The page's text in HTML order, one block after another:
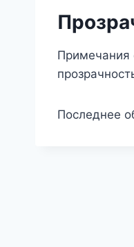
Примечания
Последнее